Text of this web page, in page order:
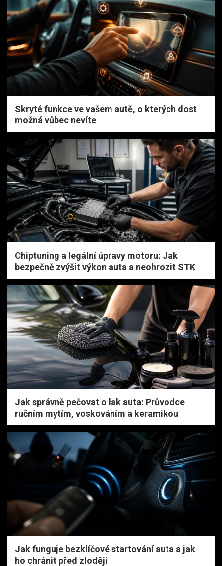
Skryté funkce ve vašem autě, o kterých dost
možná vůbec nevíte
Chiptuning a legální úpravy motoru: Jak
bezpečně zvýšit výkon auta a neohrozit STK
Jak správně pečovat o lak auta: Průvodce
ručním mytím, voskováním a keramikou
Jak funguje bezklíčové startování auta a jak
ho chránit před zloději